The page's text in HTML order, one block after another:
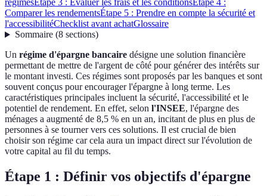
régimesÉtape 3 : Évaluer les frais et les conditionsÉtape 4 :
Comparer les rendementsÉtape 5 : Prendre en compte la sécurité et
l'accessibilitéChecklist avant achatGlossaire
Sommaire(8 sections)
Un régime d'épargne bancaire désigne une solution financière
permettant de mettre de l'argent de côté pour générer des intérêts sur
le montant investi. Ces régimes sont proposés par les banques et sont
souvent conçus pour encourager l'épargne à long terme. Les
caractéristiques principales incluent la sécurité, l'accessibilité et le
potentiel de rendement. En effet, selon l'INSEE, l'épargne des
ménages a augmenté de 8,5 % en un an, incitant de plus en plus de
personnes à se tourner vers ces solutions. Il est crucial de bien
choisir son régime car cela aura un impact direct sur l'évolution de
votre capital au fil du temps.
Étape 1 : Définir vos objectifs d'épargne